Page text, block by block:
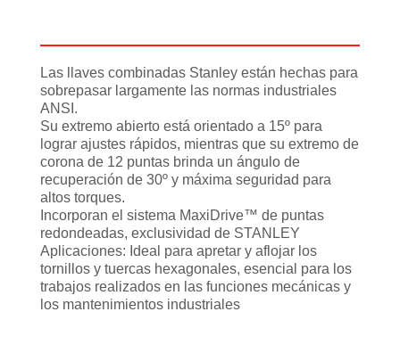
Las llaves combinadas Stanley están hechas para
sobrepasar largamente las normas industriales
ANSI.
Su extremo abierto está orientado a 15º para
lograr ajustes rápidos, mientras que su extremo de
corona de 12 puntas brinda un ángulo de
recuperación de 30º y máxima seguridad para
altos torques.
Incorporan el sistema MaxiDrive™ de puntas
redondeadas, exclusividad de STANLEY
Aplicaciones: Ideal para apretar y aflojar los
tornillos y tuercas hexagonales, esencial para los
trabajos realizados en las funciones mecánicas y
los mantenimientos industriales